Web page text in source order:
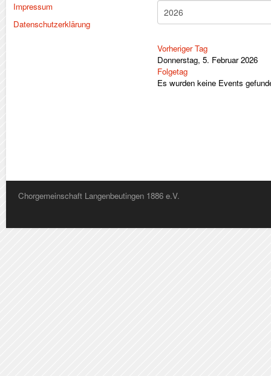
Impressum
Datenschutzerklärung
Vorheriger Tag
Donnerstag, 5. Februar 2026
Folgetag
Es wurden keine Events
Chorgemeinschaft Langenbeutingen 1886 e.V.